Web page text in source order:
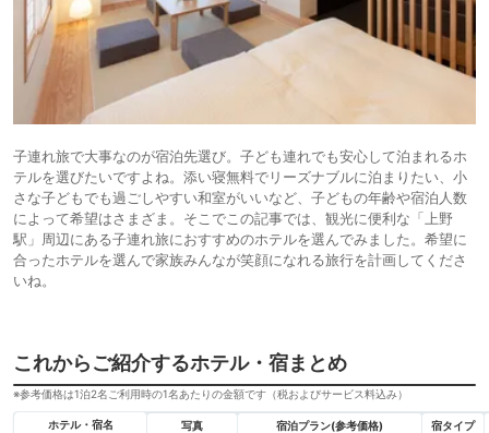
子連れ旅で大事なのが宿泊先選び。子ども連れでも安心して泊まれるホ
テルを選びたいですよね。添い寝無料でリーズナブルに泊まりたい、小
さな子どもでも過ごしやすい和室がいいなど、子どもの年齢や宿泊人数
によって希望はさまざま。そこでこの記事では、観光に便利な「上野
駅」周辺にある子連れ旅におすすめのホテルを選んでみました。希望に
合ったホテルを選んで家族みんなが笑顔になれる旅行を計画してくださ
いね。
これからご紹介するホテル・宿まとめ
※参考価格は1泊2名ご利用時の1名あたりの金額です（税およびサービス料込み）
ホテル・宿名 写真 宿泊プラン(参考価格) 宿タイプ